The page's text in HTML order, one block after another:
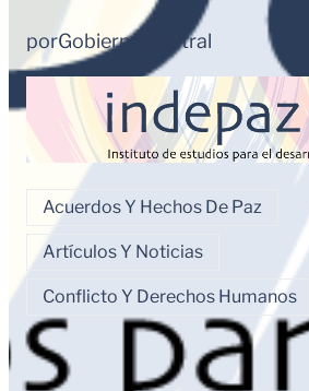
porGobierno central
Acuerdos Y Hechos De Paz
Artículos Y Noticias
Conflicto Y Derechos Humanos